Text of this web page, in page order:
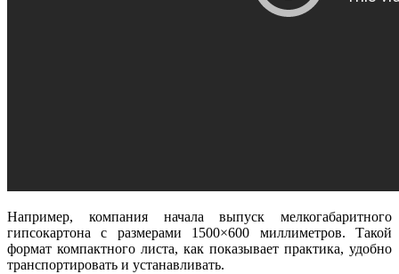
Например, компания начала выпуск мелкогабаритного
гипсокартона с размерами 1500×600 миллиметров. Такой
формат компактного листа, как показывает практика, удобно
транспортировать и устанавливать.